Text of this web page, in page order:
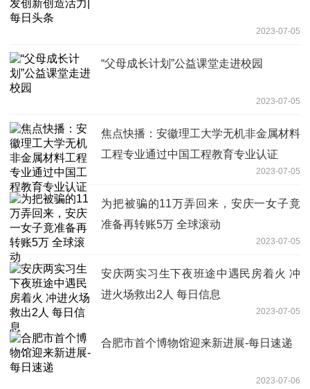
2023-07-05
“父母成长计划”公益课堂走进校园
2023-07-05
焦点快播：安徽理工大学无机非金属材料
工程专业通过中国工程教育专业认证
2023-07-05
为把被骗的11万弄回来，安庆一女子竟
准备再转账5万 全球滚动
2023-07-05
安庆两实习生下夜班途中遇民房着火 冲
进火场救出2人 每日信息
2023-07-05
合肥市首个博物馆迎来新进展-每日速递
2023-07-06